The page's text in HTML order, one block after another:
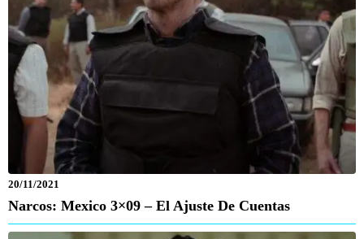
20/11/2021
Narcos: Mexico 3×09 – El Ajuste De Cuentas